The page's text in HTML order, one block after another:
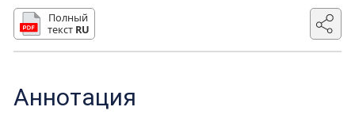
Полный
текст RU
Аннотация